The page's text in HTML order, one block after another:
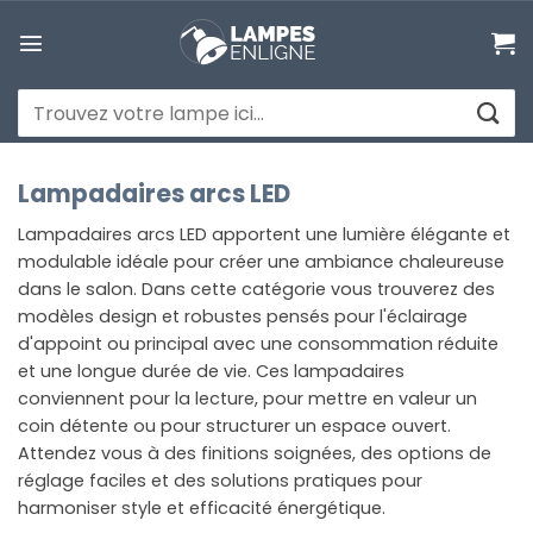
au
Recherche
pour :
Lampadaires arcs LED
Lampadaires arcs LED apportent une lumière élégante et
modulable idéale pour créer une ambiance chaleureuse
dans le salon. Dans cette catégorie vous trouverez des
modèles design et robustes pensés pour l'éclairage
d'appoint ou principal avec une consommation réduite
et une longue durée de vie. Ces lampadaires
conviennent pour la lecture, pour mettre en valeur un
coin détente ou pour structurer un espace ouvert.
Attendez vous à des finitions soignées, des options de
réglage faciles et des solutions pratiques pour
harmoniser style et efficacité énergétique.